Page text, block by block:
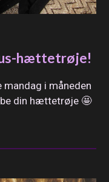
hættetrøje!
i måneden
din hættetrøje 🤩